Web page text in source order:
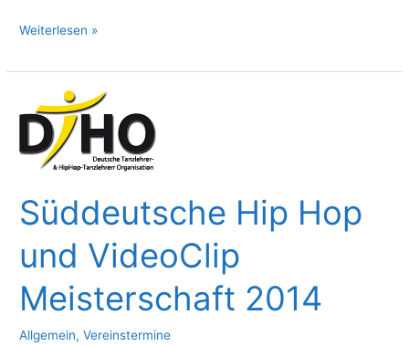
Neue
im
Weiterlesen »
Süddeutsche Hip Hop
und VideoClip
Meisterschaft 2014
Allgemein,Vereinstermine